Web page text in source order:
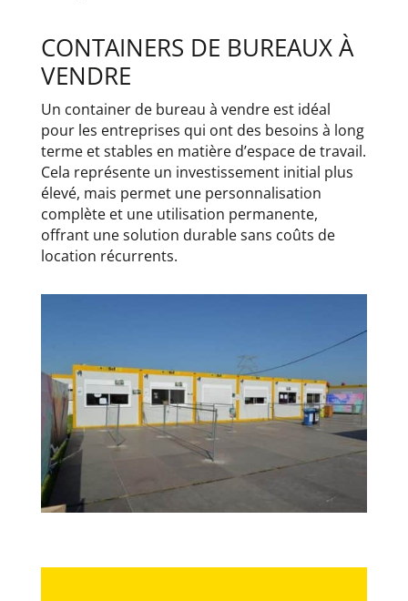
CONTAINERS DE BUREAUX À
VENDRE
Un container de bureau à vendre est idéal
pour les entreprises qui ont des besoins à long
terme et stables en matière d’espace de travail.
Cela représente un investissement initial plus
élevé, mais permet une personnalisation
complète et une utilisation permanente,
offrant une solution durable sans coûts de
location récurrents.